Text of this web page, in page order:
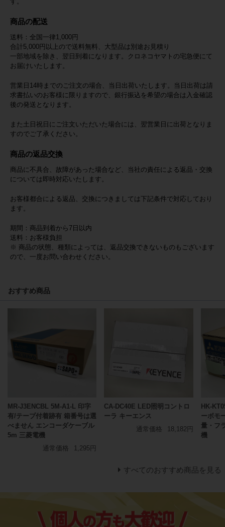
商品の配送
送料：全国一律1,000円
合計5,000円以上ので送料無料、大型品は別途お見積り
一部地域を除き、翌日到着になります。クロネコヤマトの宅急便にて
お届けいたします。
営業日14時までのご注文の場合、当日出荷いたします。当日出荷は請
求書払いのお客様に限りますので、銀行振込を希望の場合は入金確認
後の発送となります。
また土日祝日にご注文いただいた場合には、翌営業日に出荷となりま
すのでご了承ください。
商品の返品交換
商品に不具合、故障があった場合など、当社の責任による返品・交換
については即時対応いたします。
お客様都合による返品、交換につきましては下記条件で対応しており
ます。
期間：商品到着から7日以内
送料：お客様負担
※ 商品の状態、種類によっては、返品交換できないものもございます
ので、一度お問い合わせください。
おすすめ商品
MR-J3ENCBL 5M-A1-L 印字
有/テープ付着跡有 箱番号は選
べません エンコーダケーブル
5m 三菱電機
通常価格
1,295円
CA-DC40E LED照明コントロ
ーラ キーエンス
通常価格
18,182円
HK-
ーボモ
量・フ
機
すべてのおすすめ商品を見る